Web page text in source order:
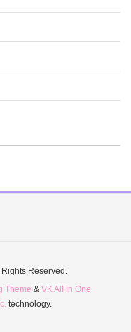
Reserved.
Theme & VK All in One
technology.